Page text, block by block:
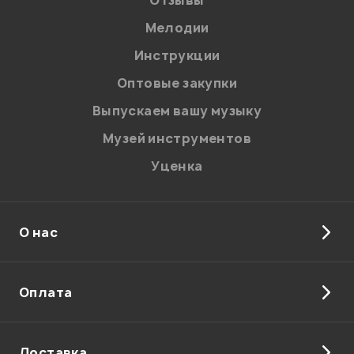
26.02.2010
Мой отзыв о товаре
Мелодии
Инструкции
Оптовые закупки
Выпускаем вашу музыку
Музей инструментов
Уценка
О нас
Оплата